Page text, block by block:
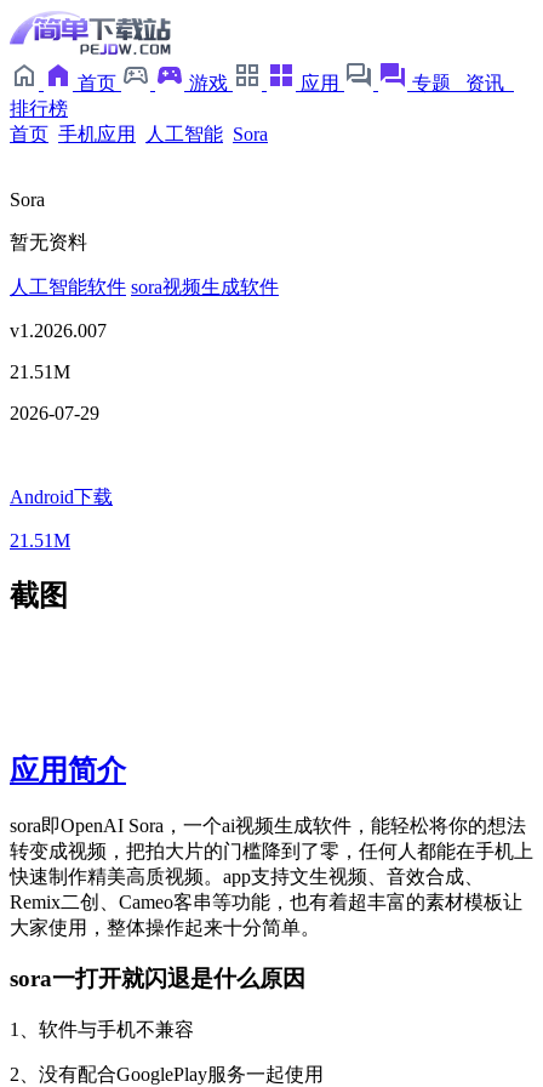
首页 游戏 应用 专题
资讯
排行榜
首页 手机应用 人工智能 Sora
Sora
暂无资料
人工智能软件 sora视频生成软件
v1.2026.007
21.51M
2026-07-29
Android下载
21.51M
截图
应用简介
sora即OpenAI Sora，一个ai视频生成软件，能轻松将你的想法
转变成视频，把拍大片的门槛降到了零，任何人都能在手机上
快速制作精美高质视频。app支持文生视频、音效合成、
Remix二创、Cameo客串等功能，也有着超丰富的素材模板让
大家使用，整体操作起来十分简单。
sora一打开就闪退是什么原因
1、软件与手机不兼容
2、没有配合GooglePlay服务一起使用